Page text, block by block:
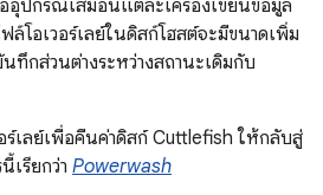
อุปกรณ์เสมือนแต่ละเครื่องเขียนข้อมูล
โอเวอร์เลย์ในดิสก์โฮสต์จะมีขนาดเพิ่ม
ทึกส่วนต่างระหว่างสถานะเดิมกับ
ร์เลย์เพื่อคืนค่าดิสก์ Cuttlefish ให้กลับสู่
เรียกว่า Powerwash